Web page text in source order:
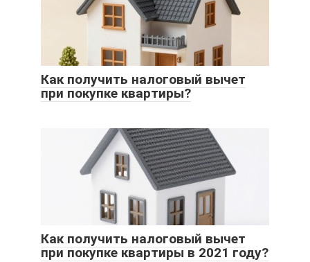
Как получить налоговый вычет
при покупке квартиры?
Как получить налоговый вычет
при покупке квартиры в 2021 году?